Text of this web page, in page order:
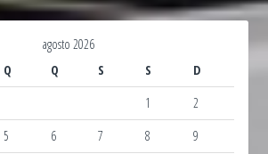
agosto 2026
Q Q S S
D
1
2
5 6 7 8 9